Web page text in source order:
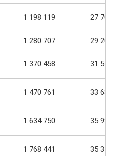
1 198 119 27 701
1 280 707
29 209
1 370 458 31 575
1 470 761 33 683
1 634 750 35 997
1 768 441 35 350